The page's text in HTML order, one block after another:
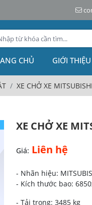
CHỦ GIỚI THIỆU
XE CHỞ XE
XE CHỞ XE
Giá: Liên hệ
- Nhãn hiệu:
- Kích thước bao:
- Tải trọng: 3485 kg